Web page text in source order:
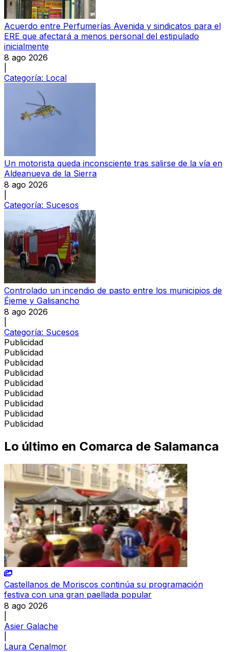
Acuerdo entre Perfumerías Avenida y sindicatos para el
ERE que afectará a menos personal del estipulado
inicialmente
8 ago 2026
Categoría: Local
Un motorista queda inconsciente tras salirse de la vía en
Aldeanueva de la Sierra
8 ago 2026
Categoría: Sucesos
Controlado un incendio de pasto entre los municipios de
Éjeme y Galisancho
8 ago 2026
Categoría: Sucesos
Publicidad
Publicidad
Publicidad
Publicidad
Publicidad
Publicidad
Publicidad
Publicidad
Publicidad
Lo último en Comarca de Salamanca
Castellanos de Moriscos continúa su programación
festiva con una gran paellada popular
8 ago 2026
Asier Galache
Laura Cenalmor